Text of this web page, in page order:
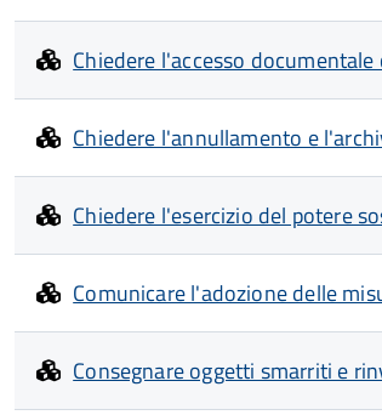
Chiedere l'accesso
Chiedere l'annullamento e
Chiedere l'esercizio del potere
Comunicare l'adozione delle
Consegnare oggetti smarriti e